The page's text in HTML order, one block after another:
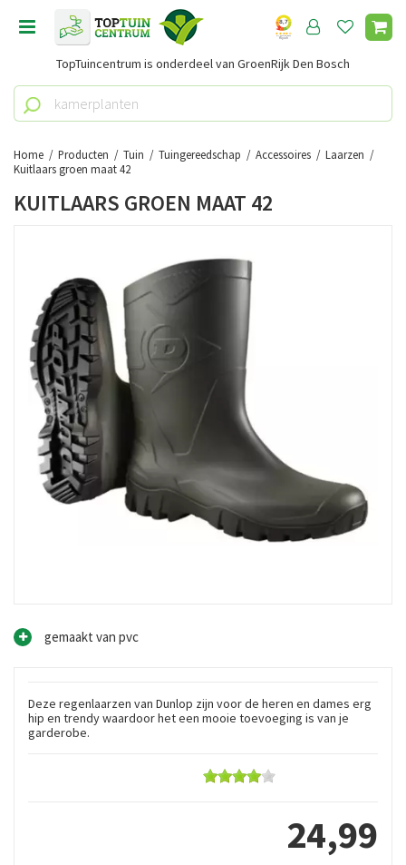
Home Producten Tuin Tuingereedschap Accessoires
Laarzen
Kuitlaars groen maat 42
TopTuincentrum is onderdeel van GroenRijk Den Bosch
KUITLAARS GROEN MAAT 42
gemaakt van pvc
Deze regenlaarzen van Dunlop zijn voor de heren en dames erg
hip en trendy waardoor het een mooie toevoeging is van je
garderobe.
24,99